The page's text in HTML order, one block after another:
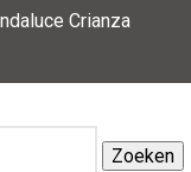
Crianza
Zoeken